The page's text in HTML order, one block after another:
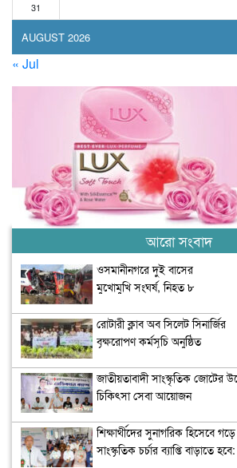
AUGUST 2026
31
« Jul
আরো সংবাদ
ওসমানীনগরে দুই বাসের
মুখোমুখি সংঘর্ষ, নিহত ৮
রোটারী ক্লাব অব সিলেট সিনার্জির
বৃক্ষরোপণ কর্মসূচি অনুষ্ঠিত
জাতীয়তাবাদী সাংস্কৃতিক জোটের
চিকিৎসা সেবা আয়োজন
শিক্ষার্থীদের সুনাগরিক হিসেবে
সাংস্কৃতিক চর্চার ব্যাপ্তি বাড়াতে